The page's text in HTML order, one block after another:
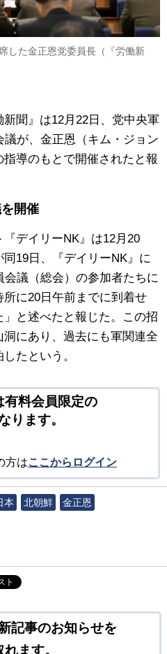
した金正恩党委員長（『労働新
聞』は12月22日、党中央軍
が、金正恩（キム・ジョン
導のもとで開催されたと報
開催
デイリーNK』は12月20
19日、『デイリーNK』に
議（総会）の参加者たちに
所に20日午前までに到着せ
と述べたと報じた。この招
にあり、過去にも軍関連全
たという。
有料会員限定の
ります。
方はここからログイン
本 北朝鮮
金正恩
ト
記事のお知らせを
ます。